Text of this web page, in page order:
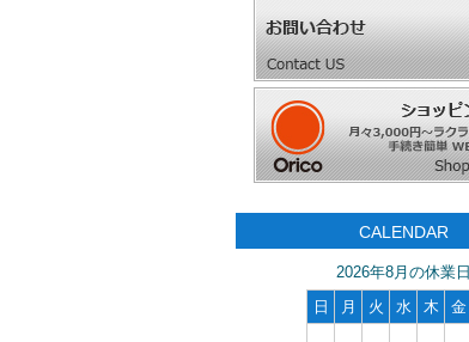
CALENDAR
2026年8月の休業日
日
月 火 水 木 金